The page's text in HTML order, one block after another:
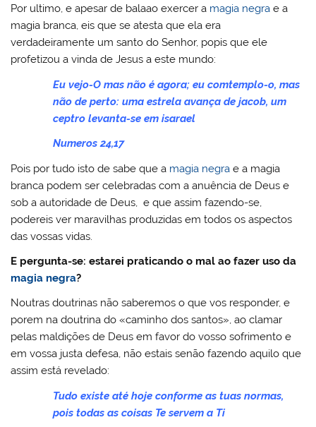
Por ultimo, e apesar de balaao exercer a magia negra e a
magia branca, eis que se atesta que ela era
verdadeiramente um santo do Senhor, popis que ele
profetizou a vinda de Jesus a este mundo:
Eu vejo-O mas não é agora; eu comtemplo-o, mas
não de perto: uma estrela avança de jacob, um
ceptro levanta-se em isarael
Numeros 24,17
Pois por tudo isto de sabe que a magia negra e a magia
branca podem ser celebradas com a anuência de Deus e
sob a autoridade de Deus, e que assim fazendo-se,
podereis ver maravilhas produzidas em todos os aspectos
das vossas vidas.
E pergunta-se: estarei praticando o mal ao fazer uso da
magia negra?
Noutras doutrinas não saberemos o que vos responder, e
porem na doutrina do «caminho dos santos», ao clamar
pelas maldições de Deus em favor do vosso sofrimento e
em vossa justa defesa, não estais senão fazendo aquilo que
assim está revelado:
Tudo existe até hoje conforme as tuas normas,
pois todas as coisas Te servem a Ti